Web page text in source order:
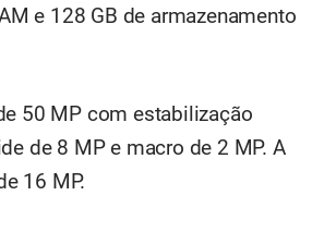
e 128 GB de armazenamento
50 MP com estabilização
de 8 MP e macro de 2 MP. A
16 MP.